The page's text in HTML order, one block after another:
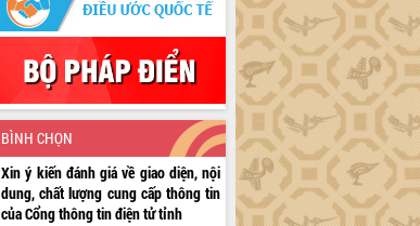
BÌNH CHỌN
Xin ý kiến đánh giá về giao diện, nội
dung, chất lượng cung cấp thông tin
của Cổng thông tin điện tử tỉnh